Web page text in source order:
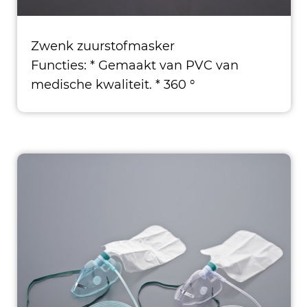
Zwenk zuurstofmasker
Functies: * Gemaakt van PVC van
medische kwaliteit. * 360 °